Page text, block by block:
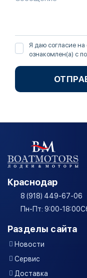
Я даю согласие
ознакомлен(а) с
Краснодар
8 (918) 449-67-06
Пн-Пт: 9:00-18:00
Разделы сайта
Новости
Сервис
Доставка